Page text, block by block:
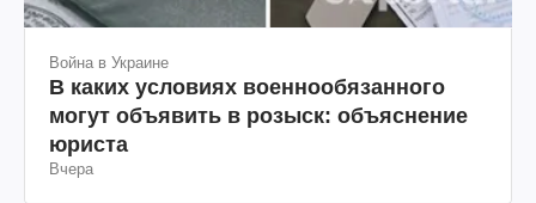
Война в Украине
В каких условиях военнообязанного
могут объявить в розыск: объяснение
юриста
Вчера